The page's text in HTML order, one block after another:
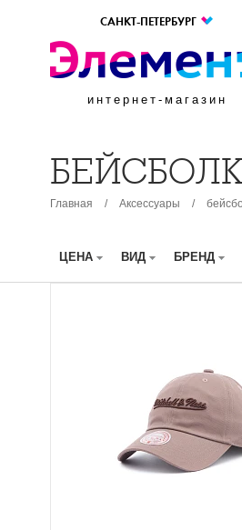
САНКТ-ПЕТЕРБУРГ
интернет-магазин
Главная / Аксессуары /
ЦЕНА ВИД БРЕНД